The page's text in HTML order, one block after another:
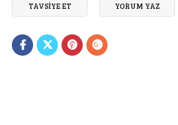
TAVSIYE ET YORUM YAZ